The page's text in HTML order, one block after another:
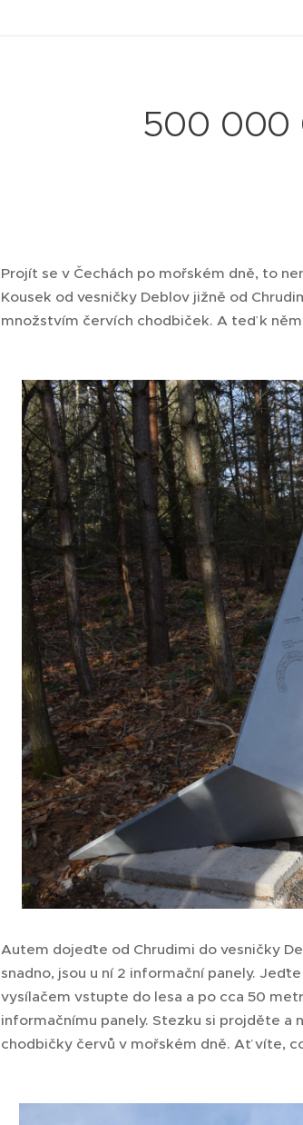
500 000
Projít se v Čechách po mořském dně, to
Kousek od vesničky Deblov jižně od
množstvím červích chodbiček. A teď k
Autem dojeďte od Chrudimi do vesničky
snadno, jsou u ní 2 informační panely.
vysílačem vstupte do lesa a po cca 50
informačnímu panely. Stezku si projděte
chodbičky červů v mořském dně. Ať víte,